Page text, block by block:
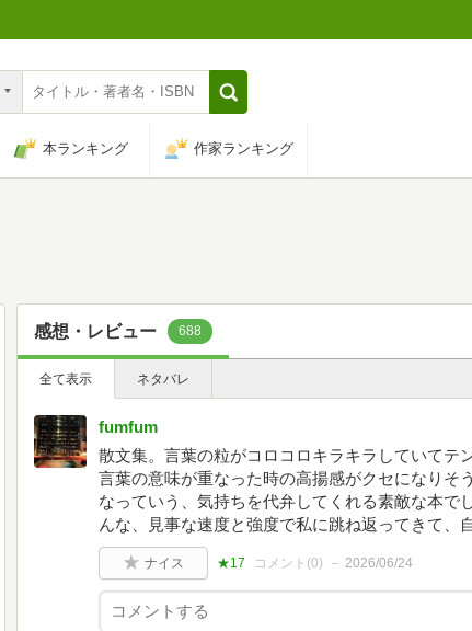
本ランキング 作家ランキング
感想・レビュー 688
全て表示 ネタバレ
fumfum
散文集。言葉の粒がコロコロキラキラしていてテ
言葉の意味が重なった時の高揚感がクセになりそ
なっていう、気持ちを代弁してくれる素敵な本で
んな、見事な速度と強度で私に跳ね返ってきて、
ナイス ★17 コメント(0) 2026/06/24